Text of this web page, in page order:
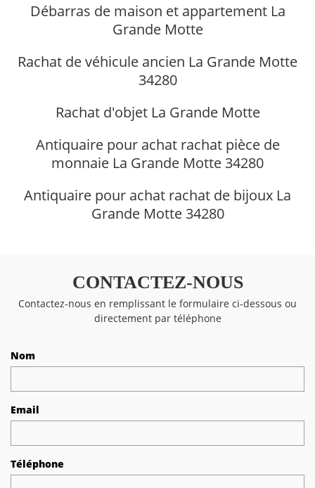
Débarras de maison et appartement La
Grande Motte
Rachat de véhicule ancien La Grande Motte
34280
Rachat d'objet La Grande Motte
Antiquaire pour achat rachat pièce de
monnaie La Grande Motte 34280
Antiquaire pour achat rachat de bijoux La
Grande Motte 34280
CONTACTEZ-NOUS
Contactez-nous en remplissant le formulaire ci-dessous ou
directement par téléphone
Nom
Email
Téléphone